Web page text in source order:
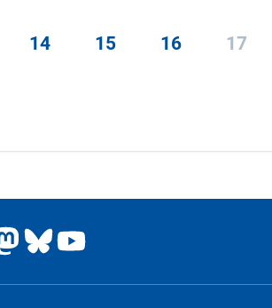
14 15 16 17